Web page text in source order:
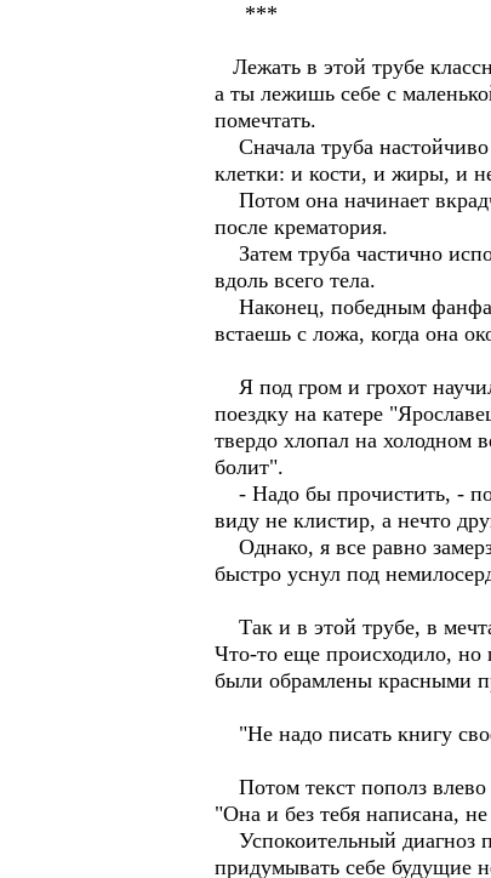
***
Лежать в этой трубе
а ты лежишь себе с
помечтать.
Сначала труба
клетки: и кости, и жиры, и
Потом она начинает
после крематория.
Затем труба частично
вдоль всего тела.
Наконец, победным
встаешь с ложа, когда она
Я под гром и грохот
поездку на катере
твердо хлопал на холодном
болит".
- Надо бы прочистить, -
виду не клистир, а нечто
Однако, я все равно
быстро уснул под
Так и в этой трубе, в
Что-то еще происходило, но
были обрамлены красными
"Не надо писать книгу
Потом текст пополз
"Она и без тебя написана,
Успокоительный диагноз
придумывать себе будущие